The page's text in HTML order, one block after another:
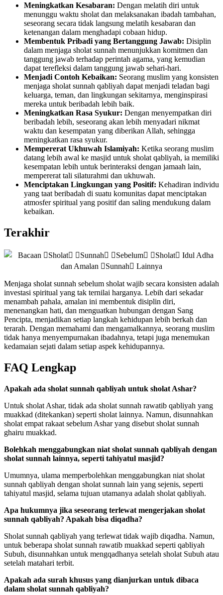
Meningkatkan Kesabaran: Dengan melatih diri untuk
menunggu waktu sholat dan melaksanakan ibadah tambahan,
seseorang secara tidak langsung melatih kesabaran dan
ketenangan dalam menghadapi cobaan hidup.
Membentuk Pribadi yang Bertanggung Jawab: Disiplin
dalam menjaga sholat sunnah menunjukkan komitmen dan
tanggung jawab terhadap perintah agama, yang kemudian
dapat terefleksi dalam tanggung jawab sehari-hari.
Menjadi Contoh Kebaikan: Seorang muslim yang konsisten
menjaga sholat sunnah qabliyah dapat menjadi teladan bagi
keluarga, teman, dan lingkungan sekitarnya, menginspirasi
mereka untuk beribadah lebih baik.
Meningkatkan Rasa Syukur: Dengan menyempatkan diri
beribadah lebih, seseorang akan lebih menyadari nikmat
waktu dan kesempatan yang diberikan Allah, sehingga
meningkatkan rasa syukur.
Mempererat Ukhuwah Islamiyah: Ketika seorang muslim
datang lebih awal ke masjid untuk sholat qabliyah, ia memiliki
kesempatan lebih untuk berinteraksi dengan jamaah lain,
mempererat tali silaturahmi dan ukhuwah.
Menciptakan Lingkungan yang Positif: Kehadiran individu
yang taat beribadah di suatu komunitas dapat menciptakan
atmosfer spiritual yang positif dan saling mendukung dalam
kebaikan.
Terakhir
Menjaga sholat sunnah sebelum sholat wajib secara konsisten adalah
investasi spiritual yang tak ternilai harganya. Lebih dari sekadar
menambah pahala, amalan ini membentuk disiplin diri,
menenangkan hati, dan menguatkan hubungan dengan Sang
Pencipta, menjadikan setiap langkah kehidupan lebih berkah dan
terarah. Dengan memahami dan mengamalkannya, seorang muslim
tidak hanya menyempurnakan ibadahnya, tetapi juga menemukan
kedamaian sejati dalam setiap aspek kehidupannya.
FAQ Lengkap
Apakah ada sholat sunnah qabliyah untuk sholat Ashar?
Untuk sholat Ashar, tidak ada sholat sunnah rawatib qabliyah yang
muakkad (ditekankan) seperti sholat lainnya. Namun, disunnahkan
sholat empat rakaat sebelum Ashar yang disebut sholat sunnah
ghairu muakkad.
Bolehkah menggabungkan niat sholat sunnah qabliyah dengan
sholat sunnah lainnya, seperti tahiyatul masjid?
Umumnya, ulama memperbolehkan menggabungkan niat sholat
sunnah qabliyah dengan sholat sunnah lain yang sejenis, seperti
tahiyatul masjid, selama tujuan utamanya adalah sholat qabliyah.
Apa hukumnya jika seseorang terlewat mengerjakan sholat
sunnah qabliyah? Apakah bisa diqadha?
Sholat sunnah qabliyah yang terlewat tidak wajib diqadha. Namun,
untuk beberapa sholat sunnah rawatib muakkad seperti qabliyah
Subuh, disunnahkan untuk mengqadhanya setelah sholat Subuh atau
setelah matahari terbit.
Apakah ada surah khusus yang dianjurkan untuk dibaca
dalam sholat sunnah qabliyah?